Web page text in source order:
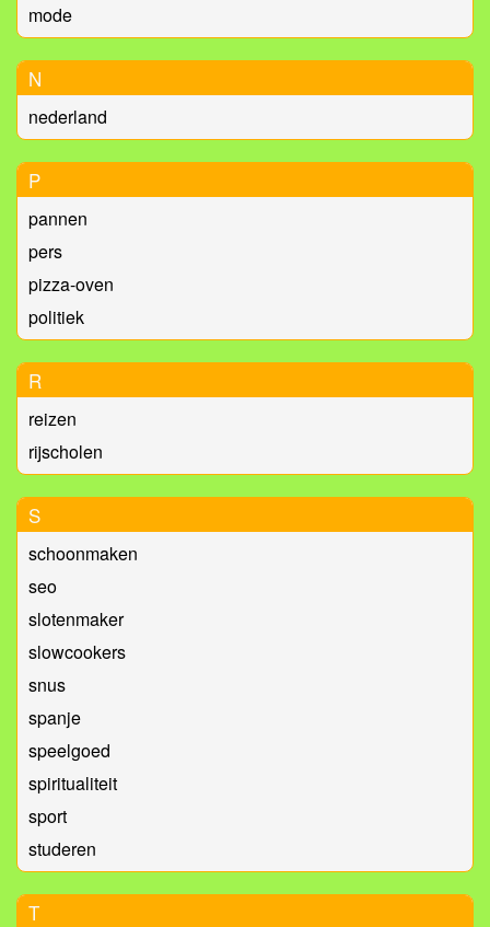
mode
N
nederland
P
pannen
pers
pizza-oven
politiek
R
reizen
rijscholen
S
schoonmaken
seo
slotenmaker
slowcookers
snus
spanje
speelgoed
spiritualiteit
sport
studeren
T